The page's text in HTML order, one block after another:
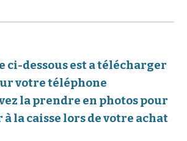
ci-dessous est a télécharger
votre téléphone
la prendre en photos pour
la caisse lors de votre achat